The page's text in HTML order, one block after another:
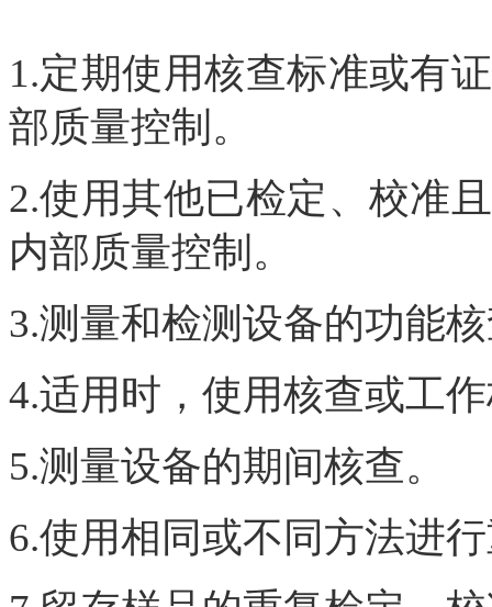
1.定期使用核查标准或有
部质量控制。
2.使用其他已检定、校准
内部质量控制。
3.测量和检测设备的功能
4.适用时，使用核查或工
5.测量设备的期间核查。
6.使用相同或不同方法进